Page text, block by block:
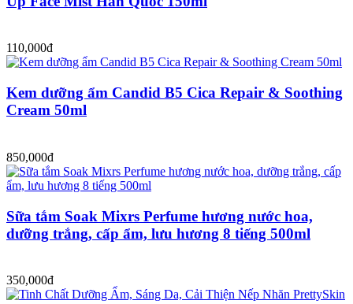
110,000đ
Kem dưỡng ẩm Candid B5 Cica Repair & Soothing
Cream 50ml
850,000đ
Sữa tắm Soak Mixrs Perfume hương nước hoa,
dưỡng trắng, cấp ẩm, lưu hương 8 tiếng 500ml
350,000đ